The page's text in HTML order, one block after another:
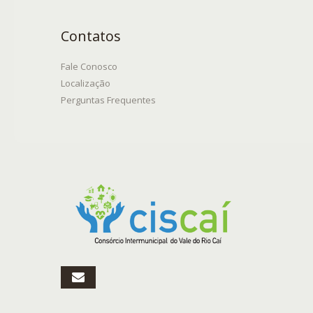
Contatos
Fale Conosco
Localização
Perguntas Frequentes